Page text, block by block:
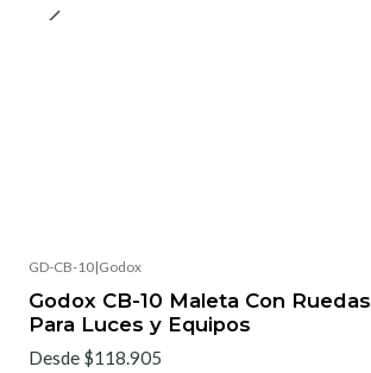
GD-CB-10|Godox
Godox CB-10 Maleta Con Ruedas
Para Luces y Equipos
Desde $118.905